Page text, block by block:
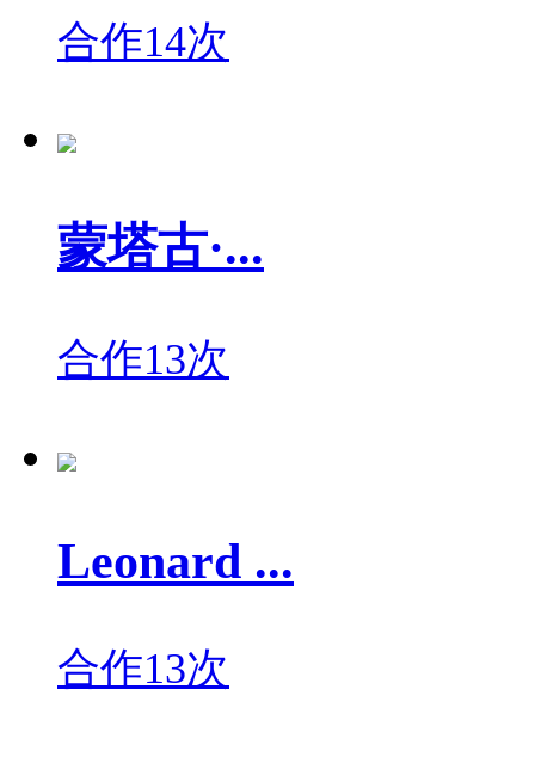
合作14次
蒙塔古·...
合作13次
Leonard ...
合作13次